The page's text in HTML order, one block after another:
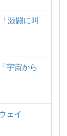
激闘に叫
宇宙から
ェイ